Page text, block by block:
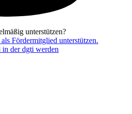
unterstützen?
Fördermitglied unterstützen.
der dgti werden